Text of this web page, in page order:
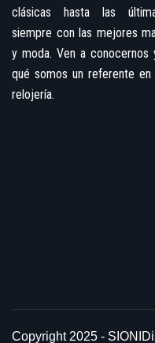
clásicas hasta las
siempre con las mejores
y moda. Ven a
qué somos un referente
relojería.
Copyright 2025 - SIONI